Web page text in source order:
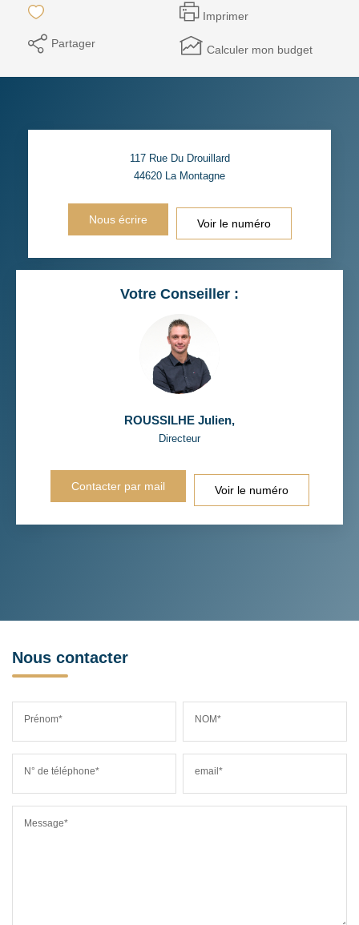
Imprimer
Partager Calculer mon budget
117 Rue Du Drouillard
44620 La Montagne
Nous écrire Voir le numéro
Votre Conseiller :
ROUSSILHE Julien,
Directeur
Contacter par mail Voir le numéro
Nous contacter
Prénom* NOM*
N° de téléphone* email*
Message*